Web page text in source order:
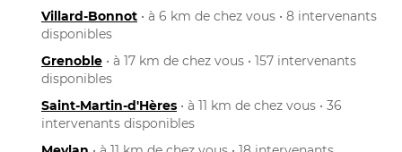
Villard-Bonnot • à 6 km de chez vous • 8 intervenants
disponibles
Grenoble • à 17 km de chez vous • 157 intervenants
disponibles
Saint-Martin-d'Hères • à 11 km de chez vous • 36
intervenants disponibles